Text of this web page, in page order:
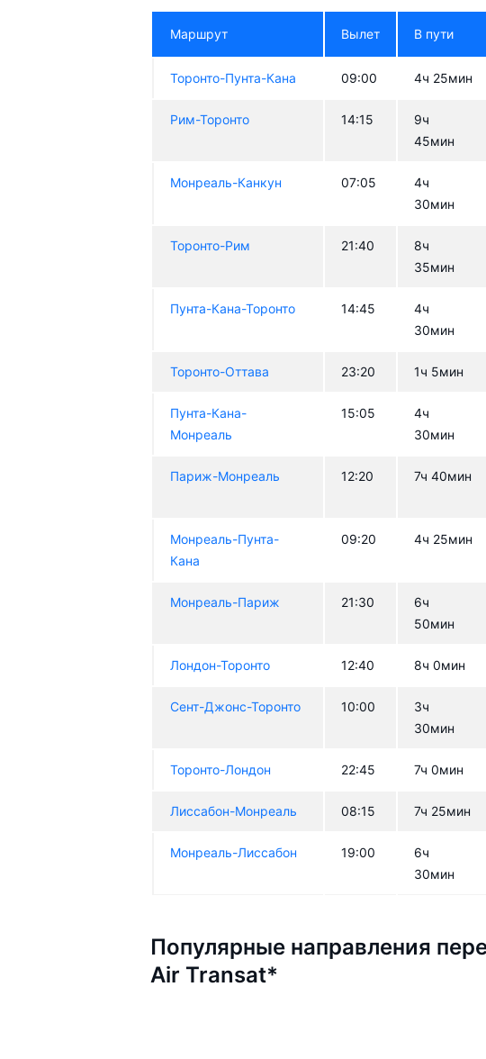
Маршрут Вылет В пути
Торонто-Пунта-Кана 09:00 4ч 25мин
Рим-Торонто 14:15
9ч
45мин
Монреаль-Канкун 07:05
4ч
30мин
Торонто-Рим 21:40
8ч
35мин
Пунта-Кана-Торонто 14:45
4ч
30мин
Торонто-Оттава 23:20 1ч 5мин
Пунта-Кана-
Монреаль
15:05
4ч
30мин
Париж-Монреаль 12:20 7ч 40мин
Монреаль-Пунта-
Кана
09:20 4ч 25мин
Монреаль-Париж 21:30
6ч
50мин
Лондон-Торонто 12:40 8ч 0мин
Сент-Джонс-Торонто 10:00
3ч
30мин
Торонто-Лондон 22:45 7ч 0мин
Лиссабон-Монреаль 08:15 7ч 25мин
Монреаль-Лиссабон 19:00
6ч
30мин
Популярные направления
Air Transat*